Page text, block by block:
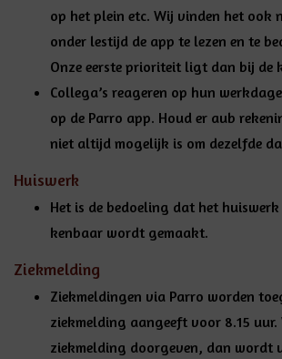
op het plein etc. Wij vinden het ook
onder lestijd de app te lezen en te
Onze eerste prioriteit ligt dan bij de
Collega’s reageren op hun
op de Parro app. Houd er aub
niet altijd mogelijk is om dezelfde
Huiswerk
Het is de bedoeling dat het
kenbaar wordt gemaakt.
Ziekmelding
Ziekmeldingen via Parro worden
ziekmelding aangeeft voor 8.15
ziekmelding doorgeven, dan wordt